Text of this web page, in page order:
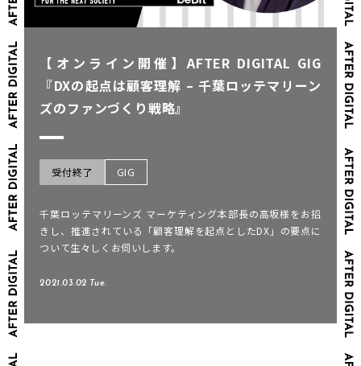
【オンライン開催】AFTER DIGITAL GIG
『DXの起点は顧客理解 – 千葉ロッテマリーン
ズのファンづくり戦略』
受付終了 GIG
千葉ロッテマリーンズ マーケティング本部長の高坂様をお招
きし、推進されている「顧客理解を起点としたDX」の要点に
ついて生々しくお伺いします。
2021.03.02 Tue.